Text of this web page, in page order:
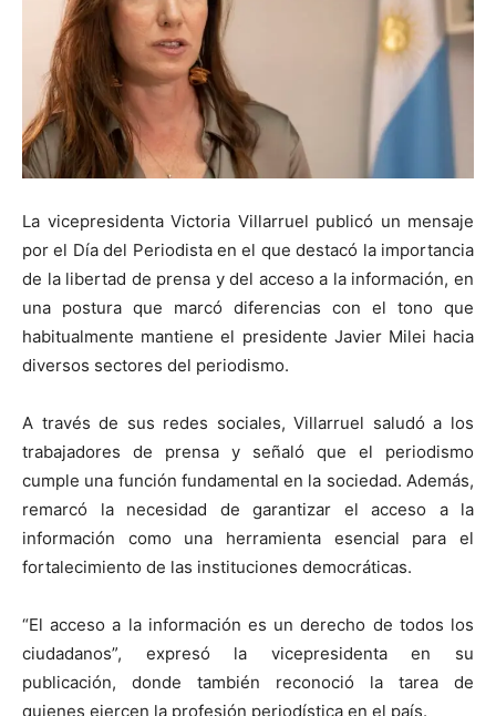
La vicepresidenta Victoria Villarruel publicó un mensaje
por el Día del Periodista en el que destacó la importancia
de la libertad de prensa y del acceso a la información, en
una postura que marcó diferencias con el tono que
habitualmente mantiene el presidente Javier Milei hacia
diversos sectores del periodismo.
A través de sus redes sociales, Villarruel saludó a los
trabajadores de prensa y señaló que el periodismo
cumple una función fundamental en la sociedad. Además,
remarcó la necesidad de garantizar el acceso a la
información como una herramienta esencial para el
fortalecimiento de las instituciones democráticas.
“El acceso a la información es un derecho de todos los
ciudadanos”, expresó la vicepresidenta en su
publicación, donde también reconoció la tarea de
quienes ejercen la profesión periodística en el país.